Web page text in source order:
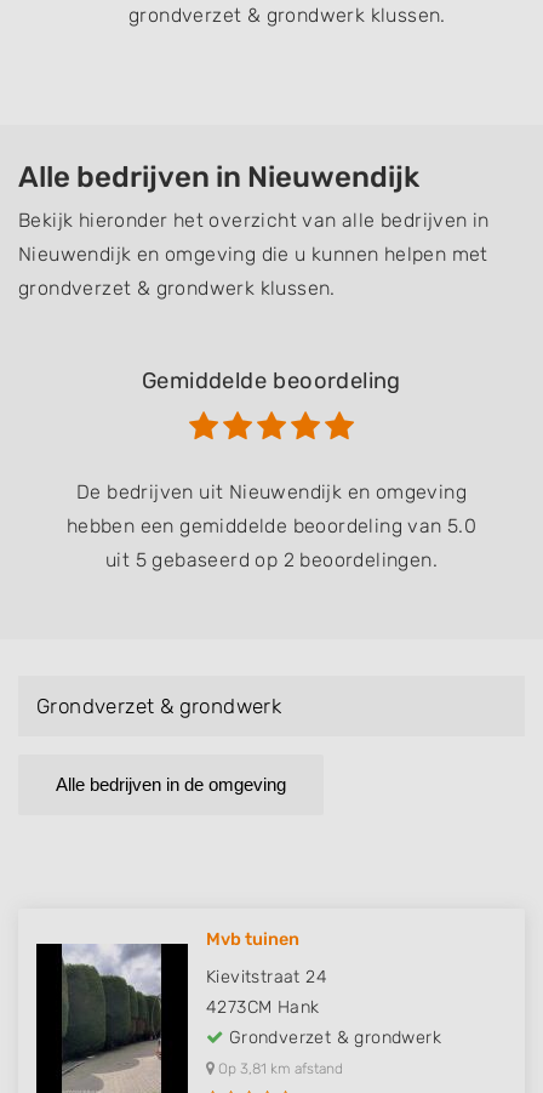
grondverzet & grondwerk klussen.
Alle bedrijven in Nieuwendijk
Bekijk hieronder het overzicht van alle bedrijven in
Nieuwendijk en omgeving die u kunnen helpen met
grondverzet & grondwerk klussen.
Gemiddelde beoordeling
De bedrijven uit Nieuwendijk en omgeving
hebben een gemiddelde beoordeling van 5.0
uit 5 gebaseerd op 2 beoordelingen.
Grondverzet & grondwerk
Alle bedrijven in de omgeving
Mvb tuinen
Kievitstraat 24
4273CM Hank
Grondverzet & grondwerk
Op 3,81 km afstand